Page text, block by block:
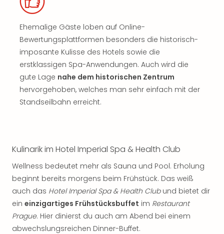
Ehemalige Gäste loben auf Online-
Bewertungsplattformen besonders die historisch-
imposante Kulisse des Hotels sowie die
erstklassigen Spa-Anwendungen. Auch wird die
gute Lage nahe dem historischen Zentrum
hervorgehoben, welches man sehr einfach mit der
Standseilbahn erreicht.
Kulinarik im Hotel Imperial Spa & Health Club
Wellness bedeutet mehr als Sauna und Pool. Erholung
beginnt bereits morgens beim Frühstück. Das weiß
auch das Hotel Imperial Spa & Health Clubund bietet dir
ein einzigartiges Frühstücksbuffet im Restaurant
Prague. Hier dinierst du auch am Abend bei einem
abwechslungsreichen Dinner-Buffet.